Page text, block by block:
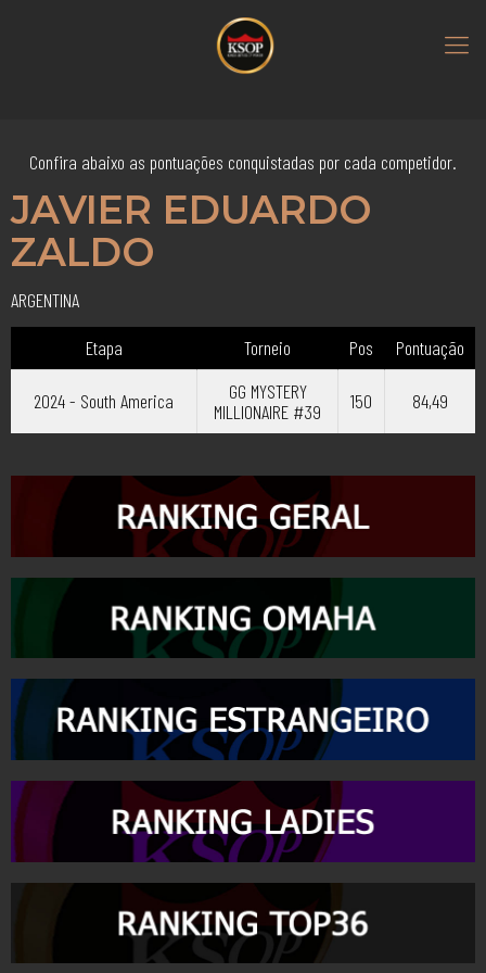
Confira abaixo as pontuações conquistadas por cada competidor.
JAVIER EDUARDO
ZALDO
ARGENTINA
Etapa
Torneio Pos Pontuação
2024 - South America
GG MYSTERY
MILLIONAIRE #39
150 84,49